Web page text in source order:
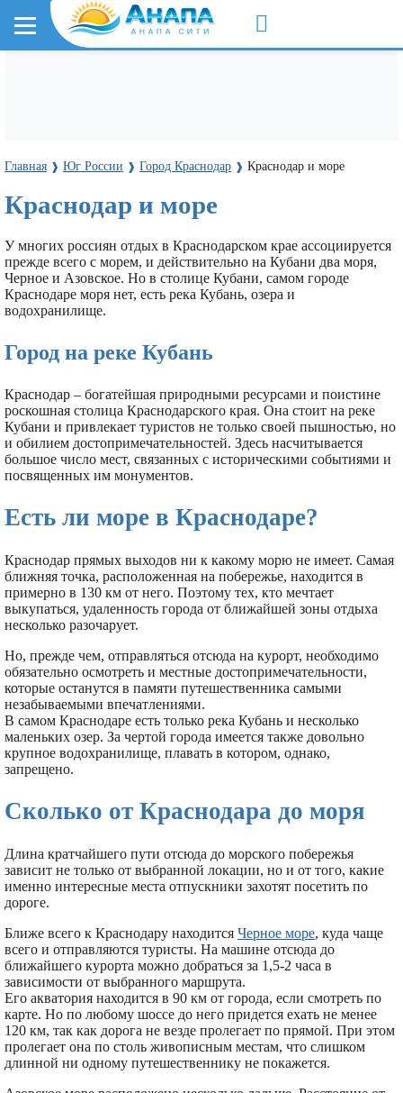
Главная ❱ Юг России ❱ Город Краснодар ❱ Краснодар и море
Краснодар и море
У многих россиян отдых в Краснодарском крае ассоциируется
прежде всего с морем, и действительно на Кубани два моря,
Черное и Азовское. Но в столице Кубани, самом городе
Краснодаре моря нет, есть река Кубань, озера и
водохранилище.
Город на реке Кубань
Краснодар – богатейшая природными ресурсами и поистине
роскошная столица Краснодарского края. Она стоит на реке
Кубани и привлекает туристов не только своей пышностью, но
и обилием достопримечательностей. Здесь насчитывается
большое число мест, связанных с историческими событиями и
посвященных им монументов.
Есть ли море в Краснодаре?
Краснодар прямых выходов ни к какому морю не имеет. Самая
ближняя точка, расположенная на побережье, находится в
примерно в 130 км от него. Поэтому тех, кто мечтает
выкупаться, удаленность города от ближайшей зоны отдыха
несколько разочарует.
Но, прежде чем, отправляться отсюда на курорт, необходимо
обязательно осмотреть и местные достопримечательности,
которые останутся в памяти путешественника самыми
незабываемыми впечатлениями.
В самом Краснодаре есть только река Кубань и несколько
маленьких озер. За чертой города имеется также довольно
крупное водохранилище, плавать в котором, однако,
запрещено.
Сколько от Краснодара до моря
Длина кратчайшего пути отсюда до морского побережья
зависит не только от выбранной локации, но и от того, какие
именно интересные места отпускники захотят посетить по
дороге.
Ближе всего к Краснодару находится Черное море, куда чаще
всего и отправляются туристы. На машине отсюда до
ближайшего курорта можно добраться за 1,5-2 часа в
зависимости от выбранного маршрута.
Его акватория находится в 90 км от города, если смотреть по
карте. Но по любому шоссе до него придется ехать не менее
120 км, так как дорога не везде пролегает по прямой. При этом
пролегает она по столь живописным местам, что слишком
длинной ни одному путешественнику не покажется.